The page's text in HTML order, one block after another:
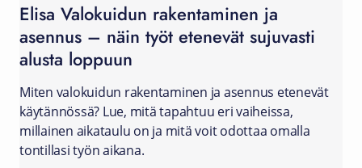
Elisa Valokuidun rakentaminen ja
asennus – näin työt etenevät sujuvasti
alusta loppuun
Miten valokuidun rakentaminen ja asennus etenevät
käytännössä? Lue, mitä tapahtuu eri vaiheissa,
millainen aikataulu on ja mitä voit odottaa omalla
tontillasi työn aikana.